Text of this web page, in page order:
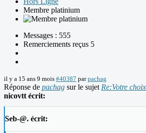
Membre platinium
Messages : 555
Remerciements reçus 5
il y a 15 ans 9 mois #40387 parpachag
Réponse de pachag sur le sujet Re:Votre
nicovtt écrit:
Seb-@. écrit: